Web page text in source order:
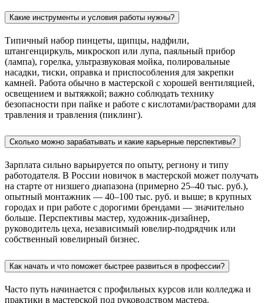
Какие инструменты и условия работы нужны?
Типичный набор пинцеты, щипцы, надфили,
штангенциркуль, микроскоп или лупа, паяльный прибор
(лампа), горелка, ультразвуковая мойка, полировальные
насадки, тиски, оправка и приспособления для закрепки
камней. Работа обычно в мастерской с хорошей вентиляцией,
освещением и вытяжкой; важно соблюдать технику
безопасности при пайке и работе с кислотами/растворами для
травления и травления (пиклинг).
Сколько можно зарабатывать и какие карьерные перспективы?
Зарплата сильно варьируется по опыту, региону и типу
работодателя. В России новичок в мастерской может получать
на старте от низшего диапазона (примерно 25–40 тыс. руб.),
опытный монтажник — 40–100 тыс. руб. и выше; в крупных
городах и при работе с дорогими брендами — значительно
больше. Перспективы мастер, художник‑дизайнер,
руководитель цеха, независимый ювелир‑подрядчик или
собственный ювелирный бизнес.
Как начать и что поможет быстрее развиться в профессии?
Часто путь начинается с профильных курсов или колледжа и
практики в мастерской под руководством мастера.